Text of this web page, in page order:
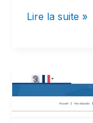
Au
l’U2P
Île-
de-
Lire la suite »